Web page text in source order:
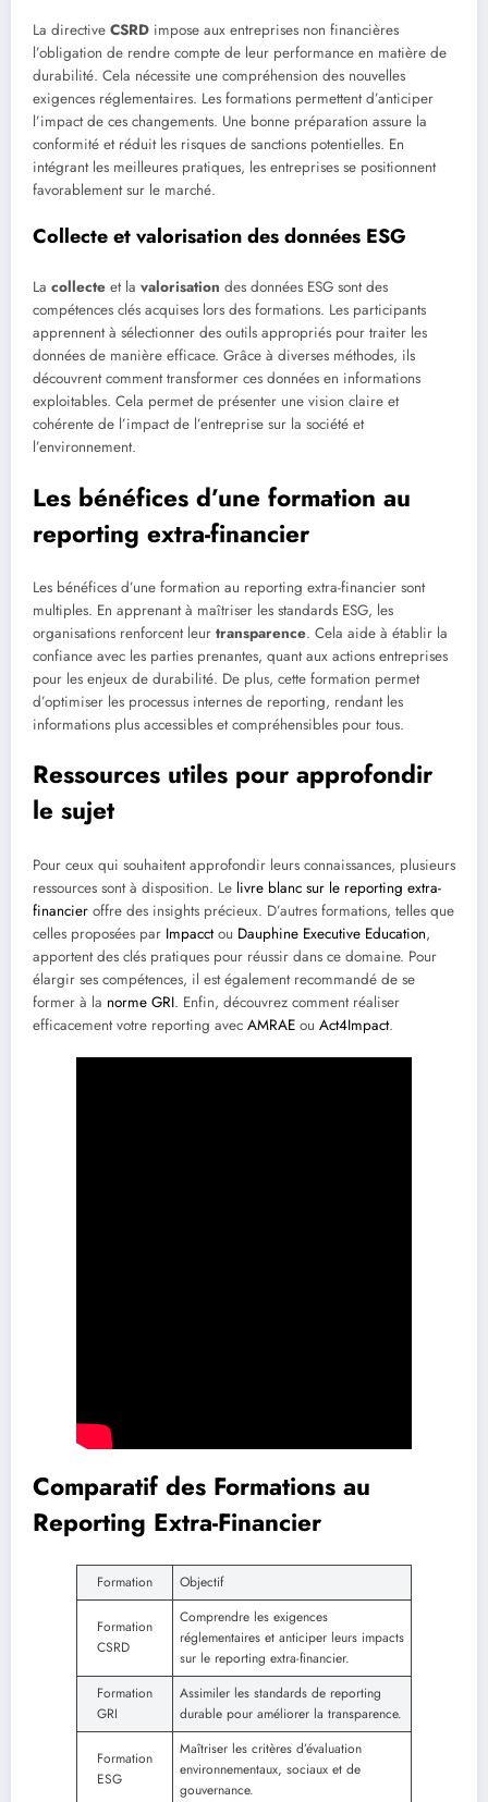
La directive CSRD impose aux entreprises non financières
l’obligation de rendre compte de leur performance en matière de
durabilité. Cela nécessite une compréhension des nouvelles
exigences réglementaires. Les formations permettent d’anticiper
l’impact de ces changements. Une bonne préparation assure la
conformité et réduit les risques de sanctions potentielles. En
intégrant les meilleures pratiques, les entreprises se positionnent
favorablement sur le marché.
Collecte et valorisation des données ESG
La collecte et la valorisation des données ESG sont des
compétences clés acquises lors des formations. Les participants
apprennent à sélectionner des outils appropriés pour traiter les
données de manière efficace. Grâce à diverses méthodes, ils
découvrent comment transformer ces données en informations
exploitables. Cela permet de présenter une vision claire et
cohérente de l’impact de l’entreprise sur la société et
l’environnement.
Les bénéfices d’une formation au
reporting extra-financier
Les bénéfices d’une formation au reporting extra-financier sont
multiples. En apprenant à maîtriser les standards ESG, les
organisations renforcent leur transparence. Cela aide à établir la
confiance avec les parties prenantes, quant aux actions entreprises
pour les enjeux de durabilité. De plus, cette formation permet
d’optimiser les processus internes de reporting, rendant les
informations plus accessibles et compréhensibles pour tous.
Ressources utiles pour approfondir
le sujet
Pour ceux qui souhaitent approfondir leurs connaissances, plusieurs
ressources sont à disposition. Le livre blanc sur le reporting extra-
financier offre des insights précieux. D’autres formations, telles que
celles proposées par Impacctou Dauphine Executive Education,
apportent des clés pratiques pour réussir dans ce domaine. Pour
élargir ses compétences, il est également recommandé de se
former à la norme GRI. Enfin, découvrez comment réaliser
efficacement votre reporting avec AMRAE ou Act4Impact.
Comparatif des Formations au
Reporting Extra-Financier
Formation Objectif
Formation
CSRD
Comprendre les exigences
réglementaires et anticiper leurs impacts
sur le reporting extra-financier.
Formation
GRI
Assimiler les standards de reporting
durable pour améliorer la transparence.
Formation
ESG
Maîtriser les critères d’évaluation
environnementaux, sociaux et de
gouvernance.